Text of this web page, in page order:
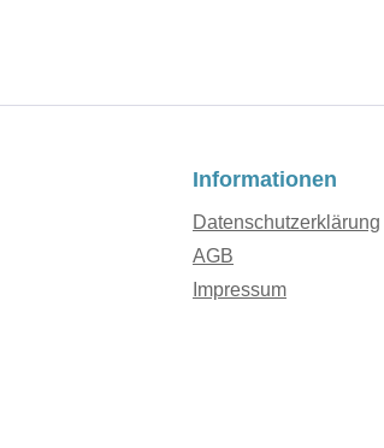
Informationen
Datenschutzerklärung
AGB
Impressum